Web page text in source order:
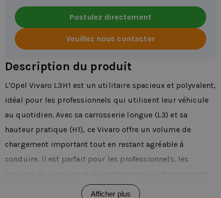
Postulez directement
Veuillez nous contacter
Description du produit
L'Opel Vivaro L3H1 est un utilitaire spacieux et polyvalent,
idéal pour les professionnels qui utilisent leur véhicule
au quotidien. Avec sa carrosserie longue (L3) et sa
hauteur pratique (H1), ce Vivaro offre un volume de
chargement important tout en restant agréable à
conduire. Il est parfait pour les professionnels, les
régulièrement des volumes importants.
Afficher plus